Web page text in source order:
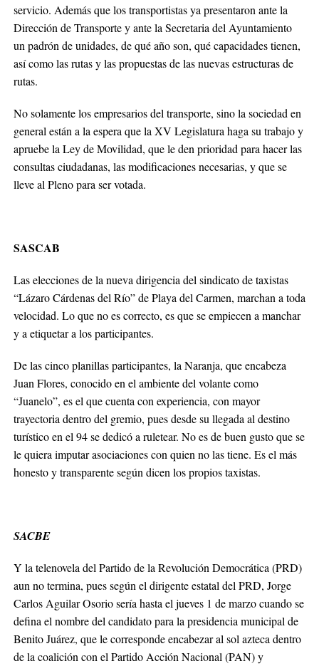
servicio. Además que los transportistas ya presentaron ante la
Dirección de Transporte y ante la Secretaria del Ayuntamiento
un padrón de unidades, de qué año son, qué capacidades tienen,
así como las rutas y las propuestas de las nuevas estructuras de
rutas.
No solamente los empresarios del transporte, sino la sociedad en
general están a la espera que la XV Legislatura haga su trabajo y
apruebe la Ley de Movilidad, que le den prioridad para hacer las
consultas ciudadanas, las modificaciones necesarias, y que se
lleve al Pleno para ser votada.
SASCAB
Las elecciones de la nueva dirigencia del sindicato de taxistas
“Lázaro Cárdenas del Río” de Playa del Carmen, marchan a toda
velocidad. Lo que no es correcto, es que se empiecen a manchar
y a etiquetar a los participantes.
De las cinco planillas participantes, la Naranja, que encabeza
Juan Flores, conocido en el ambiente del volante como
“Juanelo”, es el que cuenta con experiencia, con mayor
trayectoria dentro del gremio, pues desde su llegada al destino
turístico en el 94 se dedicó a ruletear. No es de buen gusto que se
le quiera imputar asociaciones con quien no las tiene. Es el más
honesto y transparente según dicen los propios taxistas.
SACBE
Y la telenovela del Partido de la Revolución Democrática (PRD)
aun no termina, pues según el dirigente estatal del PRD, Jorge
Carlos Aguilar Osorio sería hasta el jueves 1 de marzo cuando se
defina el nombre del candidato para la presidencia municipal de
Benito Juárez, que le corresponde encabezar al sol azteca dentro
de la coalición con el Partido Acción Nacional (PAN) y